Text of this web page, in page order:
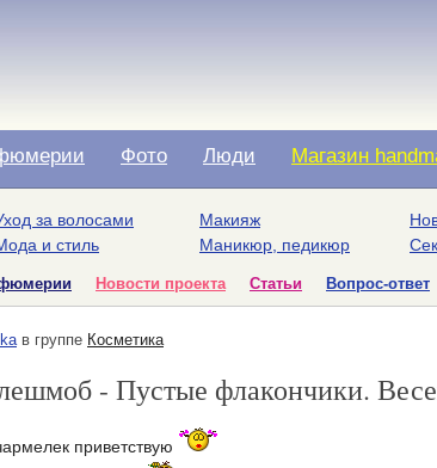
Фото Люди Магазин
за волосами
и стиль
Макияж
Маникюр, педикюр
Новости проекта Статьи Вопрос-ответ
в группе Косметика
- Пустые флакончики.
приветствую